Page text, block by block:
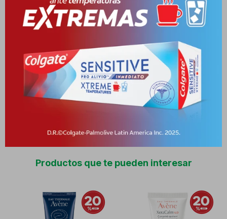
sensibles. Para qué sirve: Facilita el deslizamiento de la cuchilla,
previene irritaciones, calma, hidrata y purifica reduciendo el
riesgo de proliferación bacteriana en microcortes. Composición:
Agua Termal de Avène con propiedades calmantes y
antiirritantes, glicerina hidratante, fórmula sin alcohol y de alta
Productos que te pueden interesar